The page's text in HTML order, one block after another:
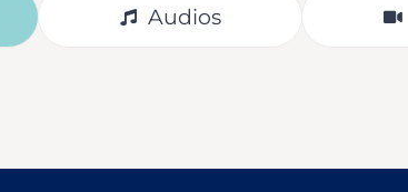
Audios